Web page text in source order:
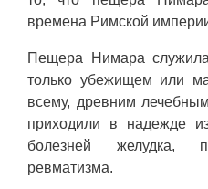
времена Римской
Пещера Нимара
только убежищем или
всему, древним
приходили в надежде
болезней желудка,
ревматизма.